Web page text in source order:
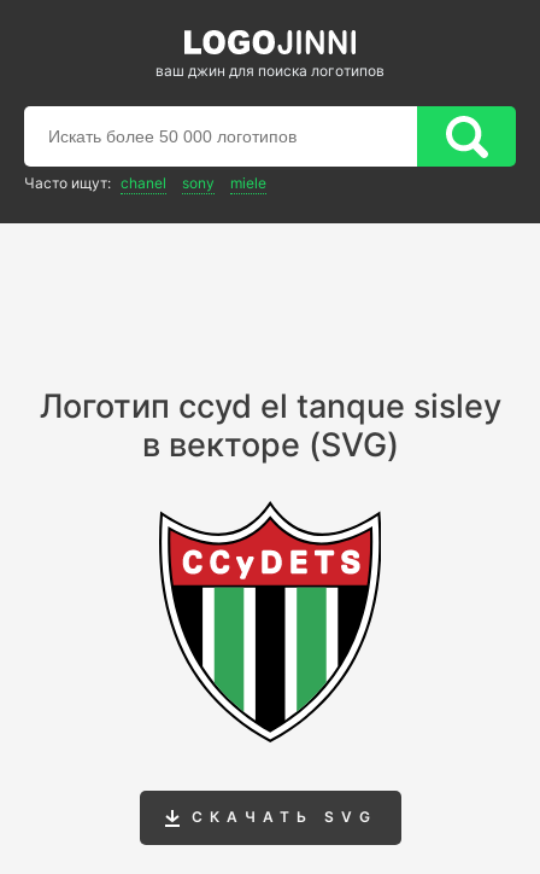
ваш джин для поиска логотипов
Часто ищут: chanel sony miele
Логотип ccyd el tanque sisley
в векторе (SVG)
СКАЧАТЬ SVG